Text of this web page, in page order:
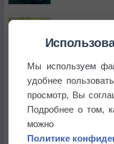
Изменение
Погода в
Погода в
Мы используем
удобнее
просмотр, Вы
Подробнее о том,
можно
Политике